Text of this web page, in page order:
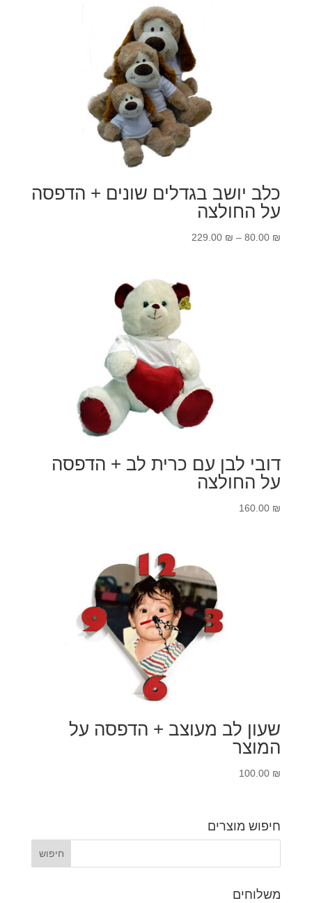
כלב יושב בגדלים שונים + הדפסה
על החולצה
80.00 ₪
–
229.00 ₪
טווח
עד
דובי לבן עם כרית לב + הדפסה
על החולצה
160.00 ₪
שעון לב מעוצב + הדפסה על
המוצר
100.00 ₪
חיפוש מוצרים
משלוחים